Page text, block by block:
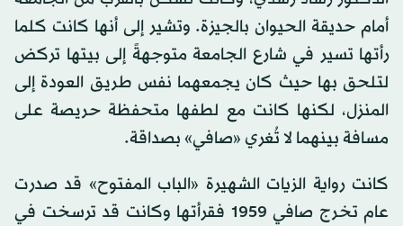
أمام حديقة الحيوان بالجيزة. وتشير إلى أنها كانت كلما
رأتها تسير في شارع الجامعة متوجهةً إلى بيتها تركض
لتلحق بها حيث كان يجمعهما نفس طريق العودة إلى
المنزل، لكنها كانت مع لطفها متحفظة حريصة على
مسافة بينهما لا تُغري «صافي» بصداقة.
كانت رواية الزيات الشهيرة «الباب المفتوح» قد صدرت
عام تخرج صافي 1959 فقرأتها وكانت قد ترسخت في